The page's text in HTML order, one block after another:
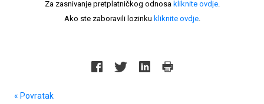
Za zasnivanje pretplatničkog odnosa kliknite ovdje.
Ako ste zaboravili lozinku kliknite ovdje.
« Povratak